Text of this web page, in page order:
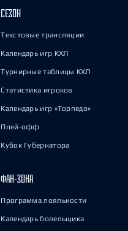
СЕЗОН
Текстовые трансляции
Календарь игр КХЛ
Турнирные таблицы КХЛ
Статистика игроков
Календарь игр «Торпедо»
Плей-офф
Кубок Губернатора
ФАН-ЗОНА
Программа лояльности
Календарь болельщика